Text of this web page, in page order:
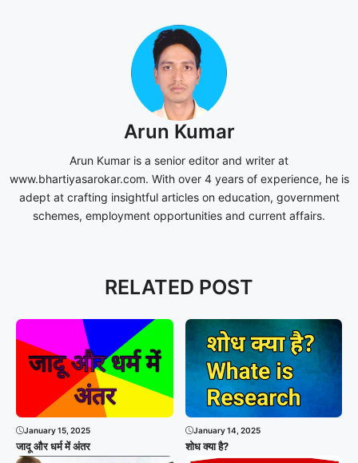
Arun Kumar
Arun Kumar is a senior editor and writer at
www.bhartiyasarokar.com. With over 4 years of experience, he is
adept at crafting insightful articles on education, government
schemes, employment opportunities and current affairs.
RELATED POST
January 15, 2025
जादू और धर्म में अंतर
January 14, 2025
शोध क्या है?